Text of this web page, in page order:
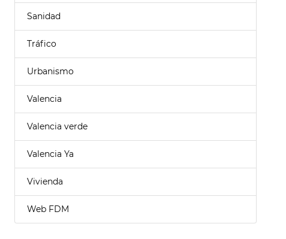
Sanidad
Tráfico
Urbanismo
Valencia
Valencia verde
Valencia Ya
Vivienda
Web FDM